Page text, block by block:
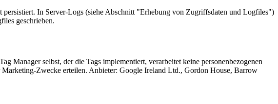
In Server-Logs (siehe Abschnitt "Erhebung von Zugriffsdaten und Logfiles")
geschrieben.
Manager selbst, der die Tags implementiert, verarbeitet keine personenbezogenen
Zwecke erteilen. Anbieter: Google Ireland Ltd., Gordon House, Barrow